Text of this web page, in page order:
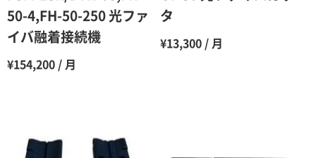
7ヶ月
8ヶ月 55％（割引率45％）
9ヶ月
12ヶ月
50-4,FH-50-250 光ファ
イバ融着接続機
¥154,200 / 月
タ
¥13,300 / 月